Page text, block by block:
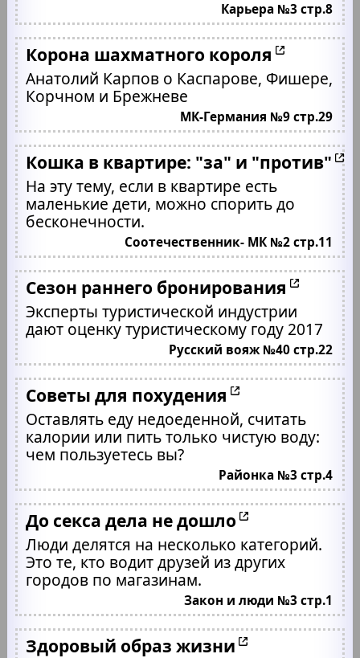
Карьера №3 стр.8
Корона шахматного короля
Анатолий Карпов о Каспарове, Фишере,
Корчном и Брежневе
МК-Германия №9 стр.29
Кошка в квартире: "за" и "против"
На эту тему, если в квартире есть
маленькие дети, можно спорить до
бесконечности.
Соотечественник- МК №2 стр.11
Сезон раннего бронирования
Эксперты туристической индустрии
дают оценку туристическому году 2017
Русский вояж №40 стр.22
Советы для похудения
Оставлять еду недоеденной, считать
калории или пить только чистую воду:
чем пользуетесь вы?
Районка №3 стр.4
До секса дела не дошло
Люди делятся на несколько категорий.
Это те, кто водит друзей из других
городов по магазинам.
Закон и люди №3 стр.1
Здоровый образ жизни